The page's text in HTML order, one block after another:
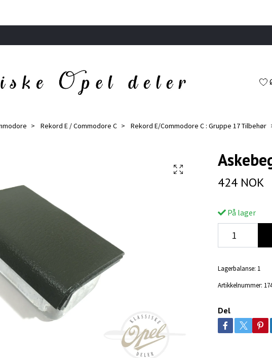
Rekord E / Commodore C Rekord E/Commodore C : Gruppe 17 Tilbehør
424 NOK
På lager
Lagerbalanse: 1
Artikkelnummer:
Del